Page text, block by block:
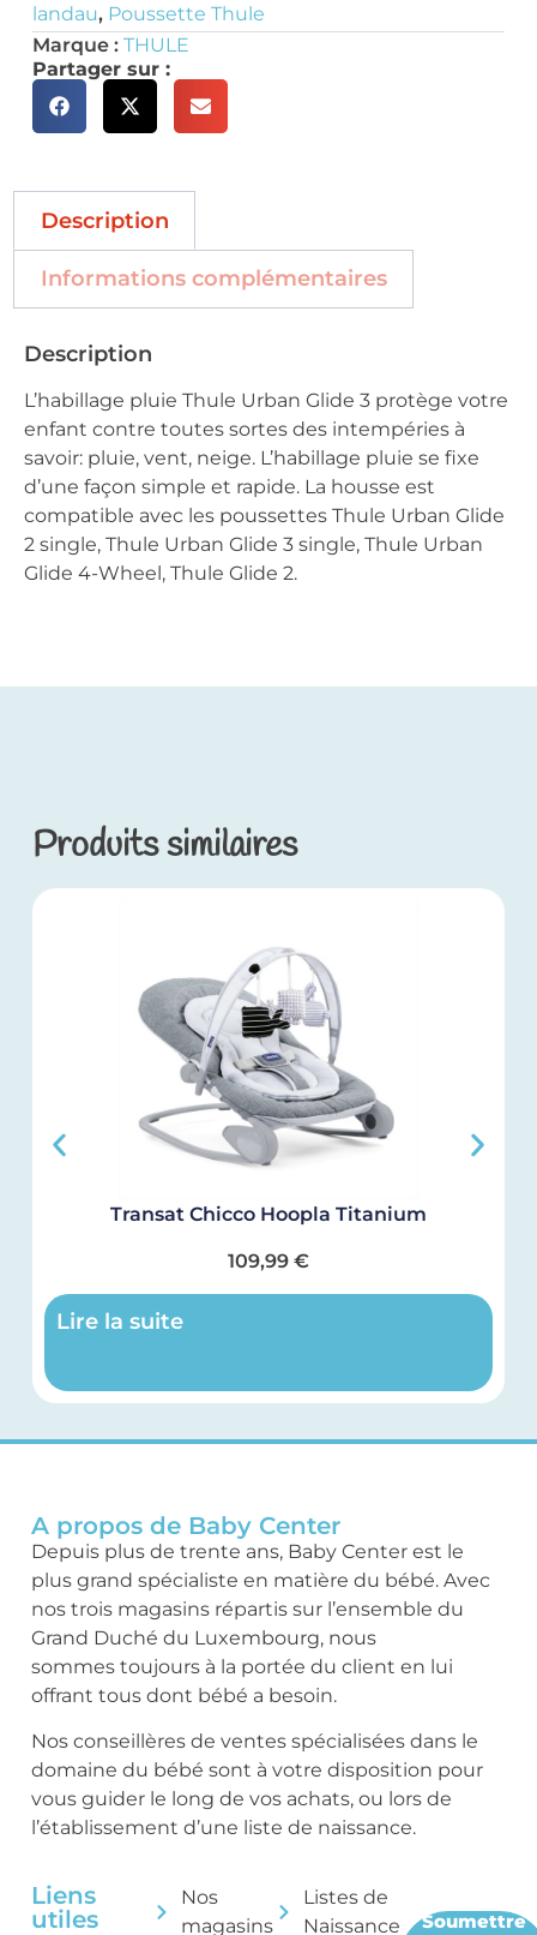
landau, Poussette Thule
Marque : THULE
Partager sur :
Description
Informations complémentaires
Description
L’habillage pluie Thule Urban Glide 3 protège votre
enfant contre toutes sortes des intempéries à
savoir: pluie, vent, neige. L’habillage pluie se fixe
d’une façon simple et rapide. La housse est
compatible avec les poussettes Thule Urban Glide
2 single, Thule Urban Glide 3 single, Thule Urban
Glide 4-Wheel, Thule Glide 2.
Produits similaires
Transat Chicco Hoopla Titanium
109,99 €
Lire la suite
A propos de Baby Center
Depuis plus de trente ans, Baby Center est le
plus grand spécialiste en matière du bébé. Avec
nos trois magasins répartis sur l’ensemble du
Grand Duché du Luxembourg, nous
sommes toujours à la portée du client en lui
offrant tous dont bébé a besoin.
Nos conseillères de ventes spécialisées dans le
domaine du bébé sont à votre disposition pour
vous guider le long de vos achats, ou lors de
l’établissement d’une liste de naissance.
Liens
utiles
Nos
magasins
Listes de
Naissance
Soumettre